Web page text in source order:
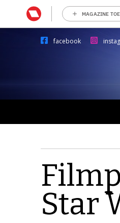
MAGAZINE
facebook
Star